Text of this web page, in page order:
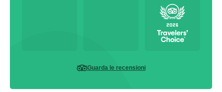
Guarda le recensioni